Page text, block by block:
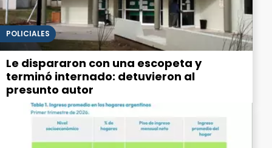
POLICIALES
Le dispararon con una escopeta y
terminó internado: detuvieron al
presunto autor